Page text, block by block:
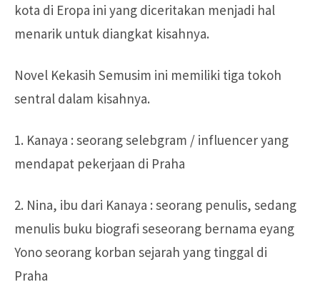
kota di Eropa ini yang diceritakan menjadi hal
menarik untuk diangkat kisahnya.
Novel Kekasih Semusim ini memiliki tiga tokoh
sentral dalam kisahnya.
1. Kanaya : seorang selebgram / influencer yang
mendapat pekerjaan di Praha
2. Nina, ibu dari Kanaya : seorang penulis, sedang
menulis buku biografi seseorang bernama eyang
Yono seorang korban sejarah yang tinggal di
Praha